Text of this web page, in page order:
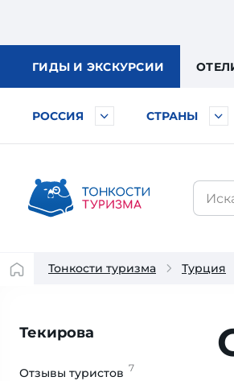
ГИДЫ И ЭКСКУРСИИ
РОССИЯ СТРАНЫ
Тонкости туризма Турция
Текирова
Отзывы туристов 7